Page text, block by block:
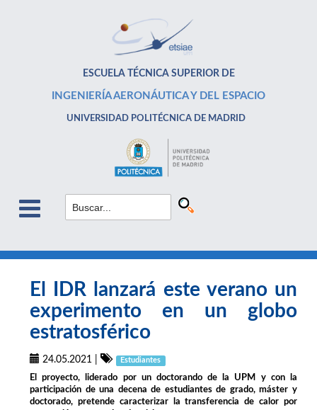
ESCUELA TÉCNICA SUPERIOR DE
INGENIERÍA AERONÁUTICA Y DEL ESPACIO
UNIVERSIDAD POLITÉCNICA DE MADRID
El IDR lanzará este verano un
experimento en un globo
estratosférico
24.05.2021 Estudiantes
El proyecto, liderado por un doctorando de la UPM y con la
participación de una decena de estudiantes de grado, máster y
doctorado, pretende caracterizar la transferencia de calor por